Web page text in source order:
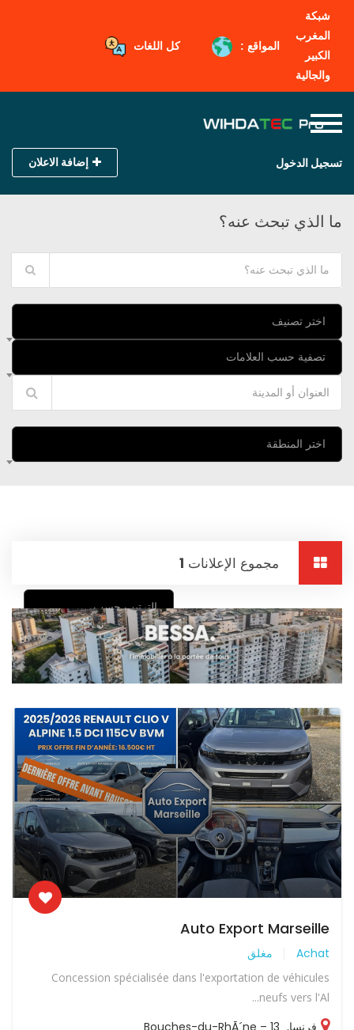
شبكة
المغرب
الكبير
والجالية
المواقع : كل اللغات
تسجيل الدخول إضافة الاعلان
ما الذي تبحث عنه؟
اختر تصنيف
تصفية حسب العلامات
اختر المنطقة
مجموع الإعلانات 1
الترتيب حسب
Auto Export Marseille
Achat مغلق
Concession spécialisée dans l'exportation de véhicules
neufs vers l'Al...
فرنسا,
13 – Bouches-du-RhÃ´ne